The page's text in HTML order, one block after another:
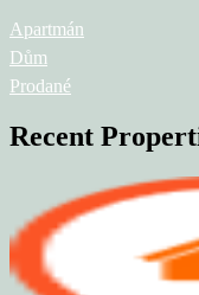
Apartmán
Dům
Prodané
Recent